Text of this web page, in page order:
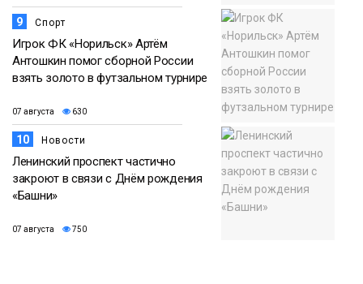
9 Спорт
Игрок ФК «Норильск» Артём
Антошкин помог сборной России
взять золото в футзальном турнире
07 августа 630
10 Новости
Ленинский проспект частично
закроют в связи с Днём рождения
«Башни»
07 августа 750